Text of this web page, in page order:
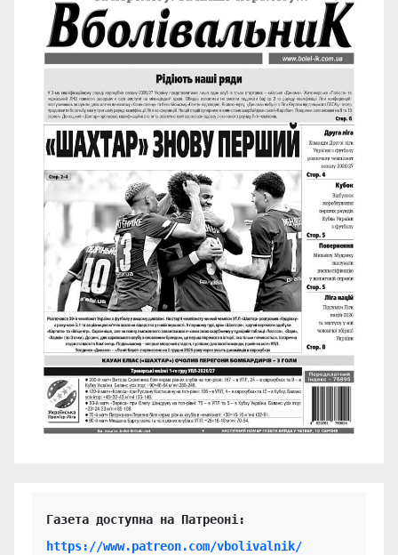
https://www.patreon.com/vbolivalnik/